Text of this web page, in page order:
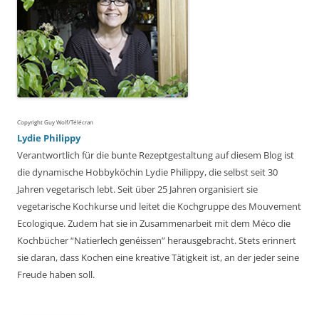
Copyright Guy Wolf/Télécran
Lydie Philippy
Verantwortlich für die bunte Rezeptgestaltung auf diesem Blog ist
die dynamische Hobbyköchin Lydie Philippy, die selbst seit 30
Jahren vegetarisch lebt. Seit über 25 Jahren organisiert sie
vegetarische Kochkurse und leitet die Kochgruppe des Mouvement
Ecologique. Zudem hat sie in Zusammenarbeit mit dem Méco die
Kochbücher “Natierlech genéissen” herausgebracht. Stets erinnert
sie daran, dass Kochen eine kreative Tätigkeit ist, an der jeder seine
Freude haben soll.